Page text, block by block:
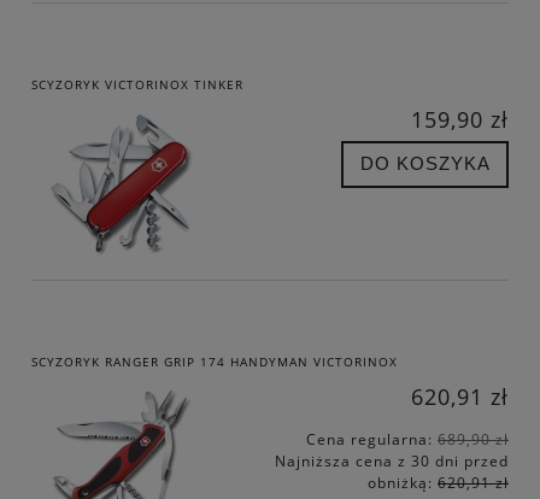
SCYZORYK VICTORINOX TINKER
159,90 zł
DO KOSZYKA
SCYZORYK RANGER GRIP 174 HANDYMAN VICTORINOX
620,91 zł
Cena regularna: 689,90 zł
Najniższa cena z 30 dni przed
obniżką: 620,91 zł